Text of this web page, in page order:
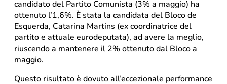
candidato del Partito Comunista (3% a maggio) ha
ottenuto l’1,6%. È stata la candidata del Bloco de
Esquerda, Catarina Martins (ex coordinatrice del
partito e attuale eurodeputata), ad avere la meglio,
riuscendo a mantenere il 2% ottenuto dal Bloco a
maggio.
Questo risultato è dovuto all’eccezionale performance